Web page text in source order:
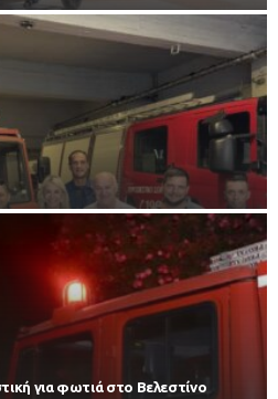
για φωτιά στο Βελεστίνο